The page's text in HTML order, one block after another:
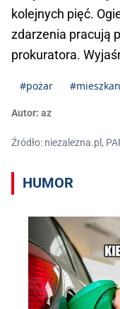
kolejnych pięć.
zdarzenia pracują
prokuratora.
#pożar
Autor: az
Źródło: niezalezna.pl,
HUMOR